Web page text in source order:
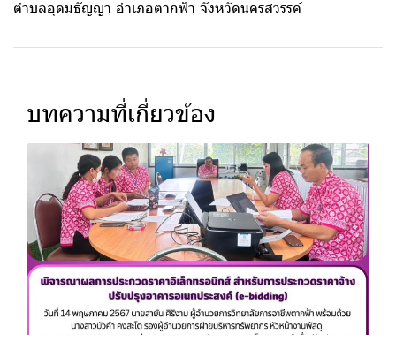
ตำบลอุดมธัญญา อำเภอตากฟ้า จังหวัดนครสวรรค์
บทความที่เกี่ยวข้อง